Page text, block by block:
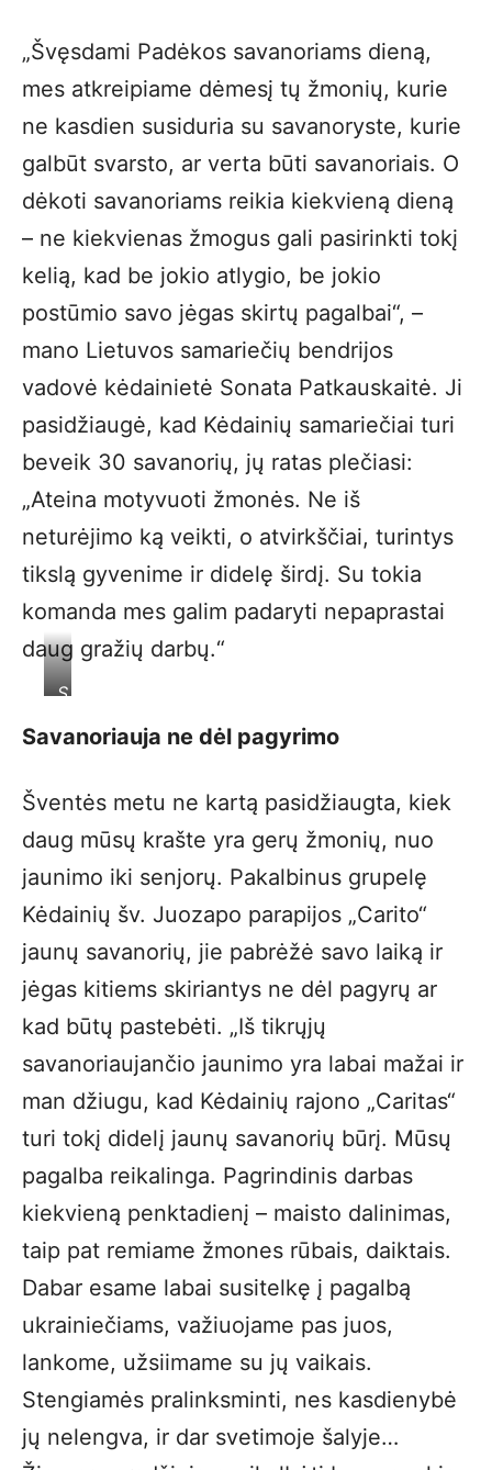
„Švęsdami Padėkos savanoriams dieną,
mes atkreipiame dėmesį tų žmonių, kurie
ne kasdien susiduria su savanoryste, kurie
galbūt svarsto, ar verta būti savanoriais. O
dėkoti savanoriams reikia kiekvieną dieną
– ne kiekvienas žmogus gali pasirinkti tokį
kelią, kad be jokio atlygio, be jokio
postūmio savo jėgas skirtų pagalbai“, –
mano Lietuvos samariečių bendrijos
vadovė kėdainietė Sonata Patkauskaitė. Ji
pasidžiaugė, kad Kėdainių samariečiai turi
beveik 30 savanorių, jų ratas plečiasi:
„Ateina motyvuoti žmonės. Ne iš
neturėjimo ką veikti, o atvirkščiai, turintys
tikslą gyvenime ir didelę širdį. Su tokia
komanda mes galim padaryti nepaprastai
daug gražių darbų.“
S.
Savanoriauja ne dėl pagyrimo
Šventės metu ne kartą pasidžiaugta, kiek
daug mūsų krašte yra gerų žmonių, nuo
jaunimo iki senjorų. Pakalbinus grupelę
Kėdainių šv. Juozapo parapijos „Carito“
jaunų savanorių, jie pabrėžė savo laiką ir
jėgas kitiems skiriantys ne dėl pagyrų ar
kad būtų pastebėti. „Iš tikrųjų
savanoriaujančio jaunimo yra labai mažai ir
man džiugu, kad Kėdainių rajono „Caritas“
turi tokį didelį jaunų savanorių būrį. Mūsų
pagalba reikalinga. Pagrindinis darbas
kiekvieną penktadienį – maisto dalinimas,
taip pat remiame žmones rūbais, daiktais.
Dabar esame labai susitelkę į pagalbą
ukrainiečiams, važiuojame pas juos,
lankome, užsiimame su jų vaikais.
Stengiamės pralinksminti, nes kasdienybė
jų nelengva, ir dar svetimoje šalyje…